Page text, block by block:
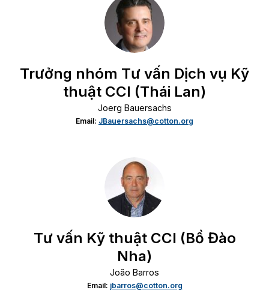
Trưởng nhóm Tư vấn Dịch vụ Kỹ
thuật CCI (Thái Lan)
Joerg Bauersachs
Email: JBauersachs@cotton.org
Tư vấn Kỹ thuật CCI (Bồ Đào
Nha)
João Barros
Email: jbarros@cotton.org